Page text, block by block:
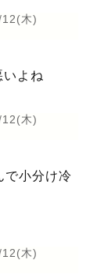
木)
よね
木)
で小分け冷
木)